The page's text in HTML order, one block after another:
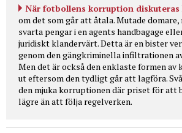
När fotbollens korruption diskuteras
om det som går att åtala. Mutade domare,
svarta pengar i en agents handbagage
juridiskt klandervärt. Detta är en bister
genom den gängkriminella infiltrationen
Men det är också den enklaste formen
ut eftersom den tydligt går att lagföra.
den mjuka korruptionen där priset för att
lägre än att följa regelverken.